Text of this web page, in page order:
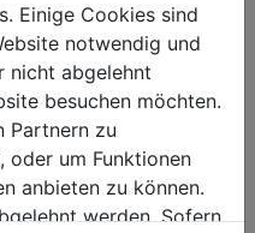
0
Einige Cookies sind
notwendig und
nicht abgelehnt
besuchen möchten.
Partnern zu
oder um Funktionen
anbieten zu können.
werden. Sofern